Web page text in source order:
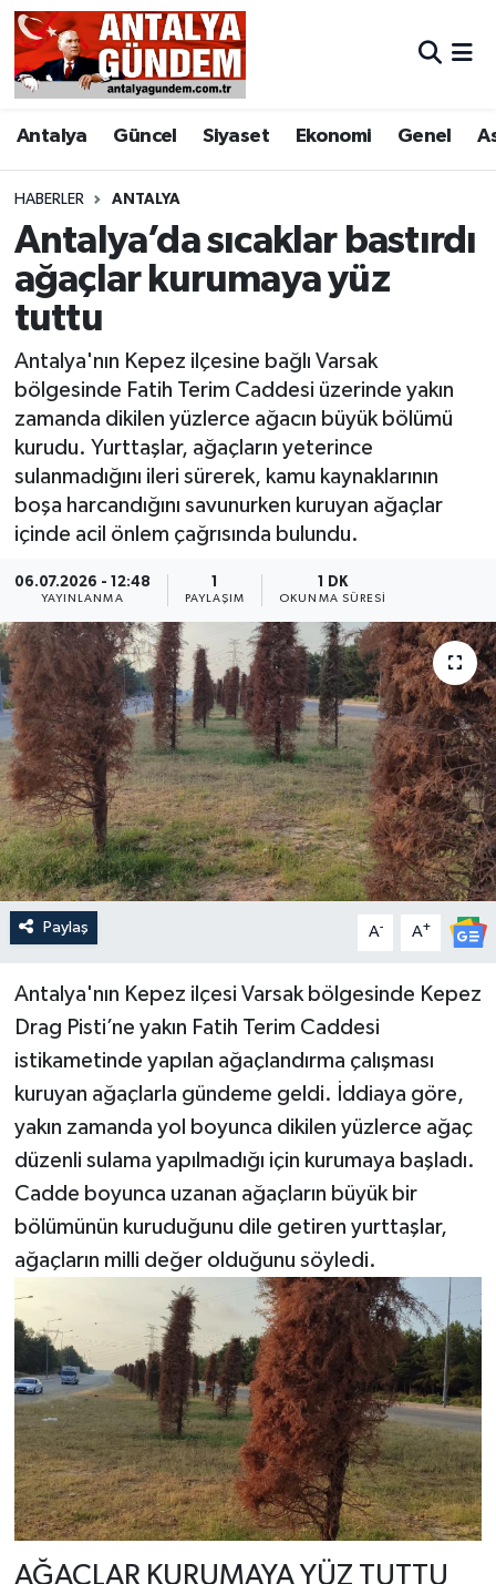
Antalya Güncel Siyaset Ekonomi Genel
HABERLER ANTALYA
Antalya’da sıcaklar bastırdı
ağaçlar kurumaya yüz
tuttu
Antalya'nın Kepez ilçesine bağlı Varsak
bölgesinde Fatih Terim Caddesi üzerinde yakın
zamanda dikilen yüzlerce ağacın büyük bölümü
kurudu. Yurttaşlar, ağaçların yeterince
sulanmadığını ileri sürerek, kamu kaynaklarının
boşa harcandığını savunurken kuruyan ağaçlar
içinde acil önlem çağrısında bulundu.
06.07.2026 - 12:48
YAYINLANMA
1
PAYLAŞIM
1 DK
OKUNMA SÜRESI
Paylaş A- A+
Antalya'nın Kepez ilçesi Varsak bölgesinde Kepez
Drag Pisti’ne yakın Fatih Terim Caddesi
istikametinde yapılan ağaçlandırma çalışması
kuruyan ağaçlarla gündeme geldi. İddiaya göre,
yakın zamanda yol boyunca dikilen yüzlerce ağaç
düzenli sulama yapılmadığı için kurumaya başladı.
Cadde boyunca uzanan ağaçların büyük bir
bölümünün kuruduğunu dile getiren yurttaşlar,
ağaçların milli değer olduğunu söyledi.
AĞAÇLAR KURUMAYA YÜZ TUTTU
Antalya
Asayiş
Bilim & Teknoloji
Bölge
EĞİTİM
Ekonomi
Genel
Görüntülü Haber
Güncel
Kültür & Sanat
Magazin
Resmi İlan
Sağlık & Yaşam
Siyaset
Spor
Antalya Nöbetçi Eczaneler
Antalya Hava Durumu
Antalya Namaz Vakitleri
Antalya Trafik Yoğunluk Haritası
Süper Lig Puan Durumu ve Fikstür
Tüm Manşetler
Son Dakika Haberleri
Haber Arşivi